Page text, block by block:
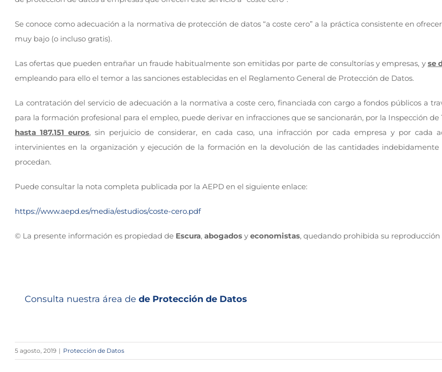
Se conoce como adecuación a la normativa de protección de datos “a coste cero” a la práctica consistente en
muy bajo (o incluso gratis).
Las ofertas que pueden entrañar un fraude habitualmente son emitidas por parte de consultorías y empresas, y se
empleando para ello el temor a las sanciones establecidas en el Reglamento General de Protección de Datos.
La contratación del servicio de adecuación a la normativa a coste cero, financiada con cargo a fondos públicos a
para la formación profesional para el empleo, puede derivar en infracciones que se sancionarán, por la Inspección de
hasta 187.151 euros, sin perjuicio de considerar, en cada caso, una infracción por cada empresa y por cada
intervinientes en la organización y ejecución de la formación en la devolución de las cantidades indebidamente
procedan.
Puede consultar la nota completa publicada por la AEPD en el siguiente enlace:
https://www.aepd.es/media/estudios/coste-cero.pdf
© La presente información es propiedad de Escura, abogados y economistas, quedando prohibida su reproducción
Consulta nuestra área de de Protección de Datos
5 agosto, 2019 | Protección de Datos